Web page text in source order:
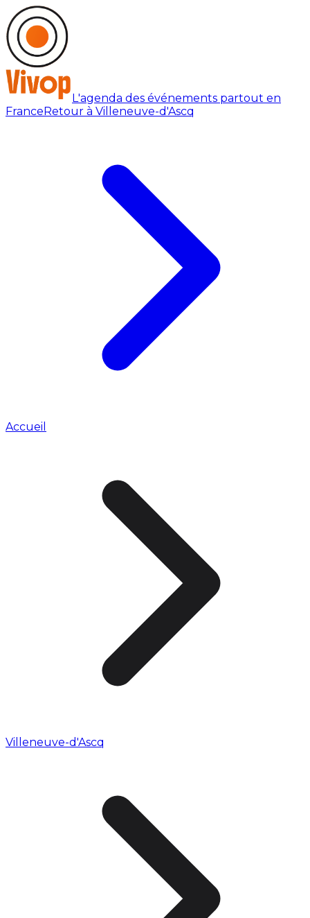
L'agenda des événements partout en
FranceRetour à Villeneuve-d'Ascq
Accueil
Villeneuve-d'Ascq